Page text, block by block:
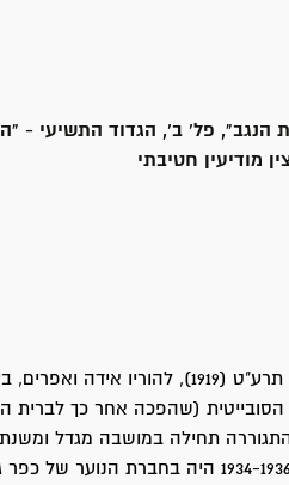
הנגב", פל' ב', הגדוד התשיעי -
מודיעין חטיבתי
שמחה נולד בשנת תרע"ט (1919),
(שהפכה אחר כך לברית